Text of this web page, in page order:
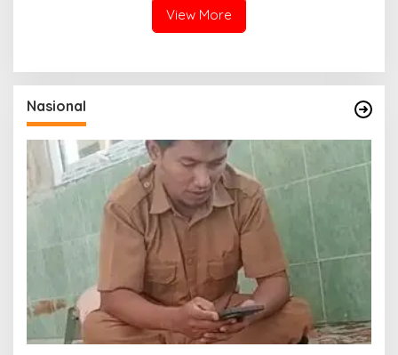
Lindungi Perempuan danView More
Nasional